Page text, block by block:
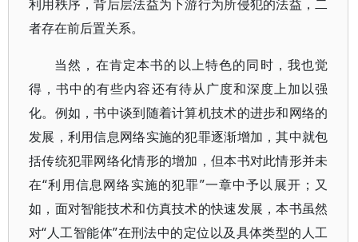
利用秩序，背后层法益为下游行为所侵犯的法益，二
者存在前后置关系。
当然，在肯定本书的以上特色的同时，我也觉
得，书中的有些内容还有待从广度和深度上加以强
化。例如，书中谈到随着计算机技术的进步和网络的
发展，利用信息网络实施的犯罪逐渐增加，其中就包
括传统犯罪网络化情形的增加，但本书对此情形并未
在“利用信息网络实施的犯罪”一章中予以展开；又
如，面对智能技术和仿真技术的快速发展，本书虽然
对“人工智能体”在刑法中的定位以及具体类型的人工